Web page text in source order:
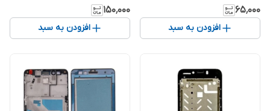
۶۵٬۰۰۰
افزودن به سبد
۱۵۰٬۰۰۰
افزودن به سبد